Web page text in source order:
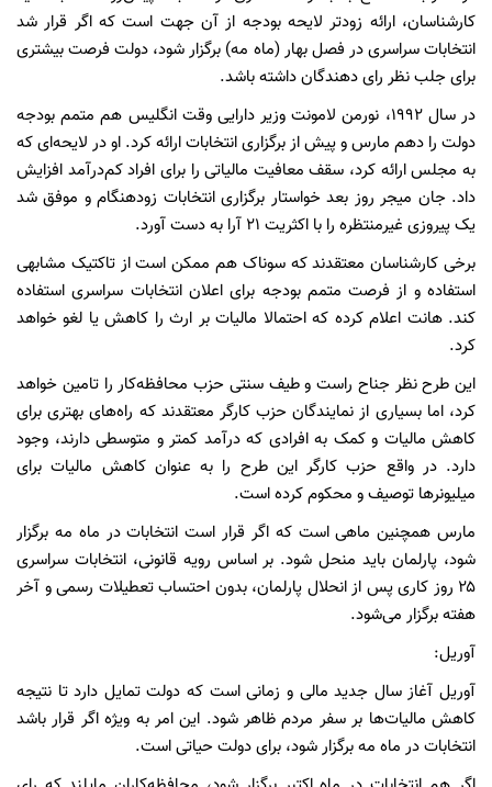
کارشناسان، ارائه زودتر لایحه بودجه از آن جهت است که اگر قرار شد
انتخابات سراسری در فصل بهار (ماه مه) برگزار شود، دولت فرصت بیشتری
برای جلب نظر رای دهندگان داشته باشد.
در سال ۱۹۹۲، نورمن لامونت وزیر دارایی وقت انگلیس هم متمم بودجه
دولت را دهم مارس و پیش از برگزاری انتخابات ارائه کرد. او در لایحه‌ای که
به مجلس ارائه کرد، سقف معافیت مالیاتی را برای افراد کم‌درآمد افزایش
داد. جان میجر روز بعد خواستار برگزاری انتخابات زودهنگام و موفق شد
یک پیروزی غیرمنتظره را با اکثریت ۲۱ آرا به دست آورد.
برخی کارشناسان معتقدند که سوناک هم ممکن است از تاکتیک مشابهی
استفاده و از فرصت متمم بودجه برای اعلان انتخابات سراسری استفاده
کند. هانت اعلام کرده که احتمالا مالیات بر ارث را کاهش یا لغو خواهد
کرد.
این طرح نظر جناح راست‌ و طیف سنتی حزب محافظه‌کار را تامین خواهد
کرد، اما بسیاری از نمایندگان حزب کارگر معتقدند که راه‌های بهتری برای
کاهش مالیات و کمک به افرادی که درآمد کمتر و متوسطی دارند، وجود
دارد. در واقع حزب کارگر این طرح را به عنوان کاهش مالیات برای
میلیونرها توصیف و محکوم کرده است.
مارس همچنین ماهی است که اگر قرار است انتخابات در ماه مه برگزار
شود، پارلمان باید منحل شود. بر اساس رویه قانونی، انتخابات سراسری
۲۵ روز کاری پس از انحلال پارلمان، بدون احتساب تعطیلات رسمی و آخر
هفته برگزار می‌شود.
آوریل:
آوریل آغاز سال جدید مالی و زمانی است که دولت تمایل دارد تا نتیجه
کاهش مالیات‌ها بر سفر مردم ظاهر شود. این امر به ویژه اگر قرار باشد
انتخابات در ماه مه برگزار شود، برای دولت حیاتی است.